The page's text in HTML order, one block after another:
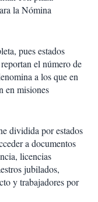
la Nómina
pues estados
el número de
a los que en
en misiones
dividida por estados
a documentos
licencias
jubilados,
y trabajadores por